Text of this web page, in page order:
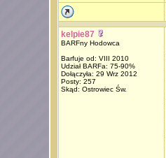
kelpie87
BARFny Hodowca
Barfuje od: VIII 2010
Udział BARFa: 75-90%
Dołączyła: 29 Wrz 2012
Posty: 257
Skąd: Ostrowiec Św.